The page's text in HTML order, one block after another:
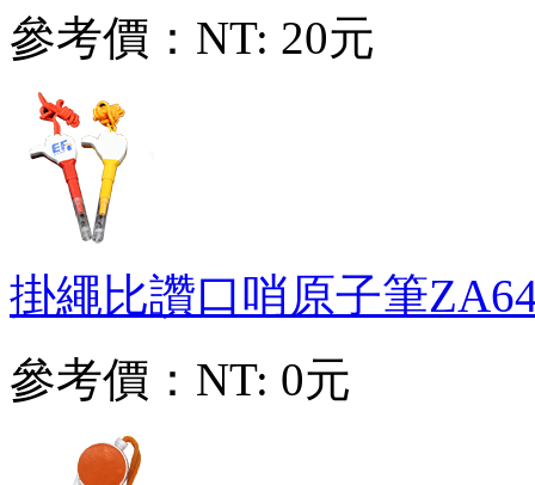
參考價： NT: 20元
掛繩比讚口哨原子筆
參考價： NT: 0元